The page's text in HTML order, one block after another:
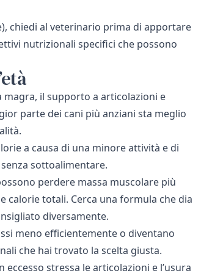
chiedi al veterinario prima di apportare
nutrizionali specifici che possono
magra, il supporto a articolazioni e
parte dei cani più anziani sta meglio
a causa di una minore attività e di
sottoalimentare.
perdere massa muscolare più
totali. Cerca una formula che dia
diversamente.
meno efficientemente o diventano
che hai trovato la scelta giusta.
eccesso stressa le articolazioni e l’usura